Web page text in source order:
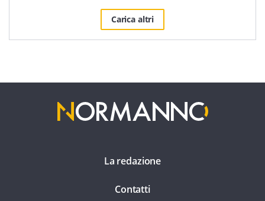
Carica altri
La redazione
Contatti